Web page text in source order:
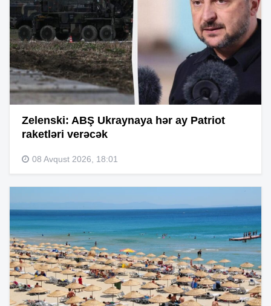
Zelenski: ABŞ Ukraynaya hər ay Patriot
raketləri verəcək
08 Avqust 2026, 18:01